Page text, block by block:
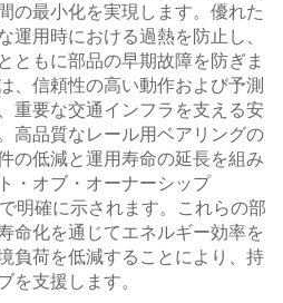
の最小化を実現します。優れた
運用時における過熱を防止し、
ともに部品の早期故障を防ぎま
、信頼性の高い動作および予測
重要な交通インフラを支える安
高品質なレール用ベアリングの
の低減と運用寿命の延長を組み
・オブ・オーナーシップ
明確に示されます。これらの部
命化を通じてエネルギー効率を
負荷を低減することにより、持
を支援します。